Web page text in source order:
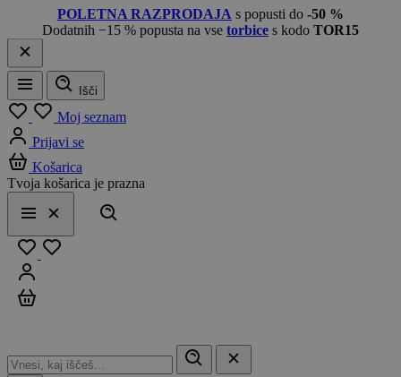
POLETNA RAZPRODAJA s popusti do -50 %
Dodatnih −15 % popusta na vse torbice s kodo TOR15
Meni
Išči
Moj seznam
Prijavi se
Košarica
Tvoja košarica je prazna
Meni
Zapri